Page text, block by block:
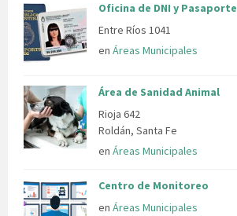
Oficina de DNI y Pasaporte
Entre Ríos 1041
en Áreas Municipales
Área de Sanidad Animal
Rioja 642
Roldán, Santa Fe
en Áreas Municipales
Centro de Monitoreo
en Áreas Municipales